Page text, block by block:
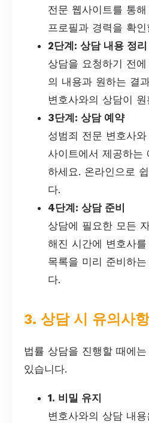
전문 웹사이트를 통
프로필과 경력을 확
2단계: 상담 내용 정리
상담을 요청하기 전
의 내용과 원하는 결
변호사와의 상담이
3단계: 상담 예약
성범죄 전문 변호사
사이트에서 제공하는
하세요. 온라인으로
다.
4단계: 상담 준비
상담에 필요한 모든
해진 시간에 변호사
목록을 미리 준비하
다.
3. 상담 시 유의사항
법률 상담을 진행할 때에
있습니다.
1. 비밀 유지
변호사와의 상담 내